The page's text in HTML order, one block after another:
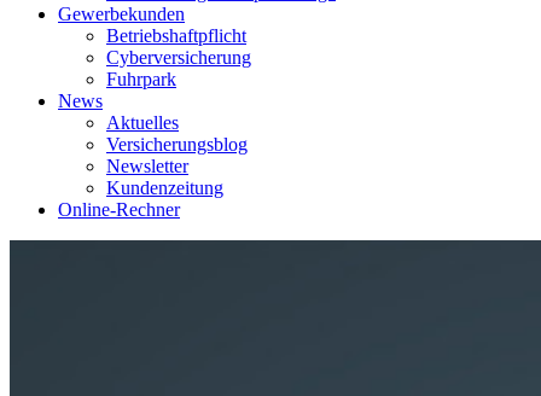
Gewerbekunden
Betriebshaftpflicht
Cyberversicherung
Fuhrpark
News
Aktuelles
Versicherungsblog
Newsletter
Kundenzeitung
Online-Rechner